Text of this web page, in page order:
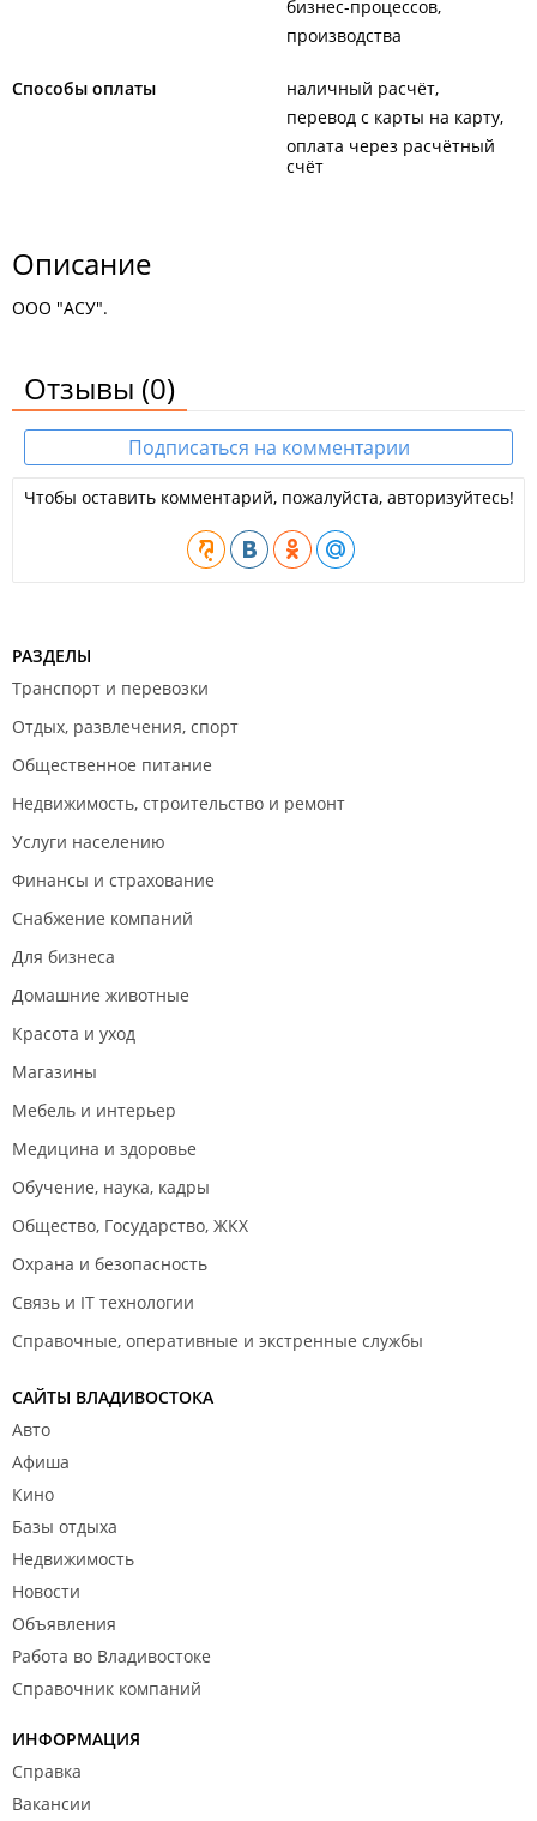
бизнес-процессов
производства
Способы оплаты
наличный расчёт
перевод с карты на карту
оплата через расчётный
счёт
Описание
ООО "АСУ".
Отзывы (0)
Подписаться на комментарии
Чтобы оставить комментарий, пожалуйста, авторизуйтесь!
РАЗДЕЛЫ
Транспорт и перевозки
Отдых, развлечения, спорт
Общественное питание
Недвижимость, строительство и ремонт
Услуги населению
Финансы и страхование
Снабжение компаний
Для бизнеса
Домашние животные
Красота и уход
Магазины
Мебель и интерьер
Медицина и здоровье
Обучение, наука, кадры
Общество, Государство, ЖКХ
Охрана и безопасность
Связь и IT технологии
Справочные, оперативные и экстренные службы
САЙТЫ ВЛАДИВОСТОКА
Авто
Афиша
Кино
Базы отдыха
Недвижимость
Новости
Объявления
Работа во Владивостоке
Справочник компаний
ИНФОРМАЦИЯ
Справка
Вакансии